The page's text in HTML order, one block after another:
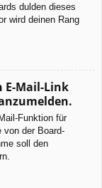
dulden dieses
wird deinen Rang
E-Mail-Link
Funktion für
von der Board-
soll den